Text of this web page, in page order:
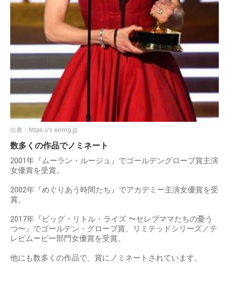
出典： https://s.eximg.jp
数多くの作品でノミネート
2001年『ムーラン・ルージュ』でゴールデングローブ賞主演
女優賞を受賞。
2002年『めぐりあう時間たち』でアカデミー主演女優賞を受
賞。
2017年『ビッグ・リトル・ライズ 〜セレブママたちの憂う
つ〜』でゴールデン・グローブ賞、リミテッドシリーズ／テ
レビムービー部門女優賞を受賞。
他にも数多くの作品で、賞にノミネートされています。